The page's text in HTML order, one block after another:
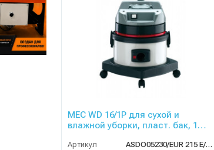
MEC WD 16/1P для сухой и
влажной уборки, пласт. бак, 1
Артикул
ASDO05230/EUR 215 E/XP